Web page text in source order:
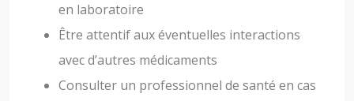
en laboratoire
Être attentif aux éventuelles interactions
avec d’autres médicaments
Consulter un professionnel de santé en cas